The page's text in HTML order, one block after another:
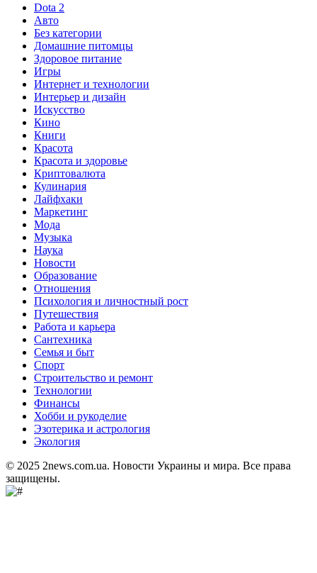
Dota 2
Авто
Без категории
Домашние питомцы
Здоровое питание
Игры
Интернет и технологии
Интерьер и дизайн
Искусство
Кино
Книги
Красота
Красота и здоровье
Криптовалюта
Кулинария
Лайфхаки
Маркетинг
Мода
Музыка
Наука
Новости
Образование
Отношения
Психология и личностный рост
Путешествия
Работа и карьера
Сантехника
Семья и быт
Спорт
Строительство и ремонт
Технологии
Финансы
Хобби и рукоделие
Эзотерика и астрология
Экология
© 2025 2news.com.ua. Новости Украины и мира. Все права
защищены.